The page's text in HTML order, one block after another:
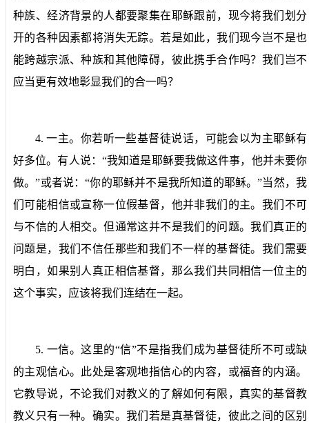
种族、经济背景的人都要聚集在耶稣跟前，现今将我们划分
开的各种因素都将消失无踪。若是如此，我们现今岂不是也
能跨越宗派、种族和其他障碍，彼此携手合作吗？我们岂不
应当更有效地彰显我们的合一吗？
4.一主。 你若听一些基督徒说话，可能会以为主耶稣有
好多位。有人说：“我知道是耶稣要我做这件事，他并未要你
做。”或者说：“你的耶稣并不是我所知道的耶稣。”当然，我
们可能相信或宣称一位假基督，他并非我们的主。我们不可
与不信的人相交。但通常这并不是我们的问题。我们真正的
问题是，我们不信任那些和我们不一样的基督徒。我们需要
明白，如果别人真正相信基督，那么我们共同相信一位主的
这个事实，应该将我们连结在一起。
5. 一信。 这里的“信”不是指我们成为基督徒所不可或缺
的主观信心。此处是客观地指信心的内容，或福音的内涵。
它教导说，不论我们对教义的了解如何有限，真实的基督教
教义只有一种。确实。我们若是真基督徒，彼此之间的区别